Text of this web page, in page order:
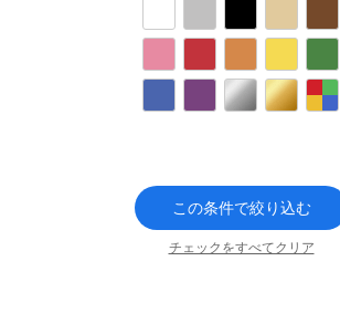
パープル シルバー ゴールド
この条件で絞り込む
チェックをすべてクリア